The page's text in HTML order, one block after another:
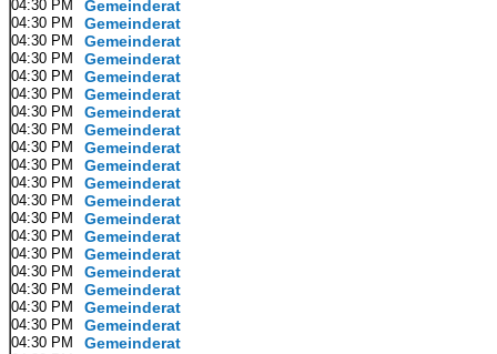
04:30 PM Gemeinderat
04:30 PM Gemeinderat
04:30 PM Gemeinderat
04:30 PM Gemeinderat
04:30 PM Gemeinderat
04:30 PM Gemeinderat
04:30 PM Gemeinderat
04:30 PM Gemeinderat
04:30 PM Gemeinderat
04:30 PM Gemeinderat
04:30 PM Gemeinderat
04:30 PM Gemeinderat
04:30 PM Gemeinderat
04:30 PM Gemeinderat
04:30 PM Gemeinderat
04:30 PM Gemeinderat
04:30 PM Gemeinderat
04:30 PM Gemeinderat
04:30 PM Gemeinderat
04:30 PM Gemeinderat